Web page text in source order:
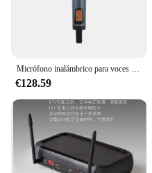
Micrófono inalámbrico para voces en vivo EW100G3 E835
€128.59